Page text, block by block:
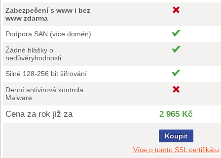
Zabezpečení s www i bez
www zdarma
Podpora SAN (více domén)
Žádné hlášky o
nedůvěryhodnosti
Silné 128-256 bit šifrování
Denní antivirová kontrola
Malware
Cena za rok již za 2 965 Kč
Koupit
Více o tomto SSL certifikátu